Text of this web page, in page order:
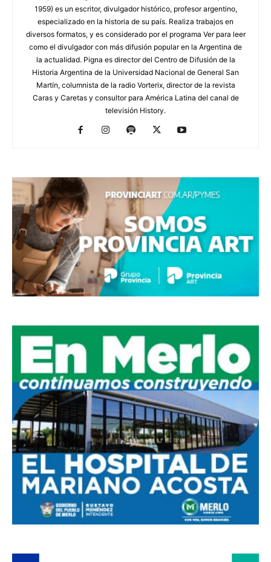
1959) es un escritor, divulgador histórico, profesor argentino,
especializado en la historia de su país. Realiza trabajos en
diversos formatos, y es considerado por el programa Ver para leer
como el divulgador con más difusión popular en la Argentina de
la actualidad. Pigna es director del Centro de Difusión de la
Historia Argentina de la Universidad Nacional de General San
Martín, columnista de la radio Vorterix, director de la revista
Caras y Caretas y consultor para América Latina del canal de
televisión History.